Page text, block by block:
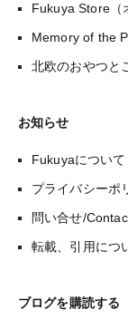
Fukuya Store（
Memory of the
北欧のおやつと
お知らせ
Fukuyaについて
プライバシーポ
問い合せ/
転載、引用につ
ブログを購読する